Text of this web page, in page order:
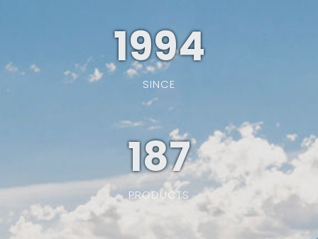
1994
SINCE
187
PRODUCTS